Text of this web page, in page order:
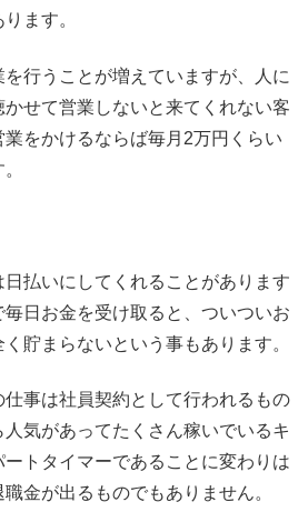
ます。
行うことが増えていますが、人に
せて営業しないと来てくれない客
業をかけるならば毎月2万円くらい
日払いにしてくれることがあります
日お金を受け取ると、ついついお
貯まらないという事もあります。
事は社員契約として行われるもの
気があってたくさん稼いでいるキ
トタイマーであることに変わりは
金が出るものでもありません。